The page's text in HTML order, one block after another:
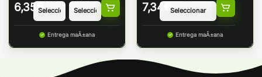
6,35 €
Entrega maÃ±ana
7,34 €
Entrega maÃ±ana